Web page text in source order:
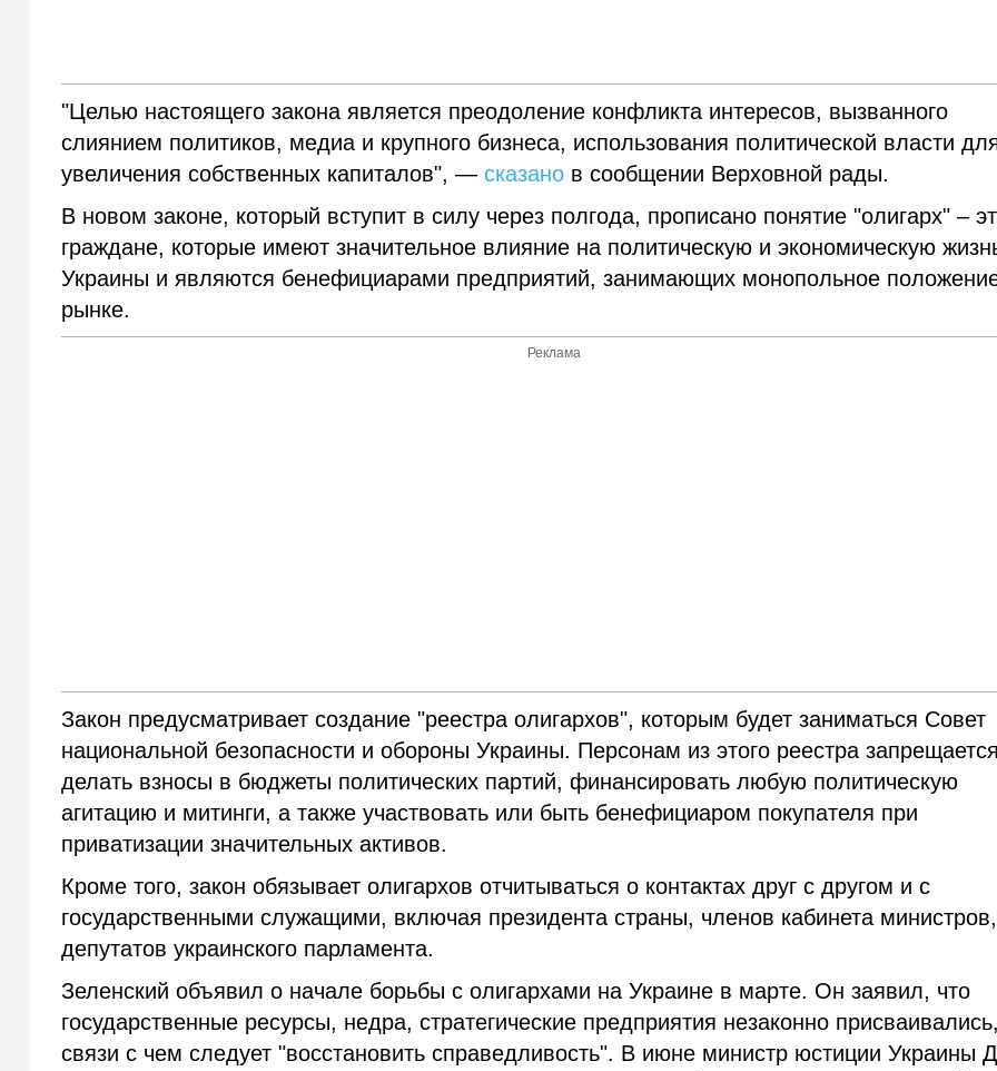
"Целью настоящего закона является преодоление конфликта интересов, вызванного
слиянием политиков, медиа и крупного бизнеса, использования политической власти
увеличения собственных капиталов", —сказано в сообщении Верховной рады.
В новом законе, который вступит в силу через полгода, прописано понятие "олигарх" –
граждане, которые имеют значительное влияние на политическую и экономическую
Украины и являются бенефициарами предприятий, занимающих монопольное
рынке.
Реклама
Закон предусматривает создание "реестра олигархов", которым будет заниматься Совет
национальной безопасности и обороны Украины. Персонам из этого реестра запрещается
делать взносы в бюджеты политических партий, финансировать любую политическую
агитацию и митинги, а также участвовать или быть бенефициаром покупателя при
приватизации значительных активов.
Кроме того, закон обязывает олигархов отчитываться о контактах друг с другом и с
государственными служащими, включая президента страны, членов кабинета министров,
депутатов украинского парламента.
Зеленский объявил о начале борьбы с олигархами на Украине в марте. Он заявил, что
государственные ресурсы, недра, стратегические предприятия незаконно
связи с чем следует "восстановить справедливость". В июне министр юстиции Украины